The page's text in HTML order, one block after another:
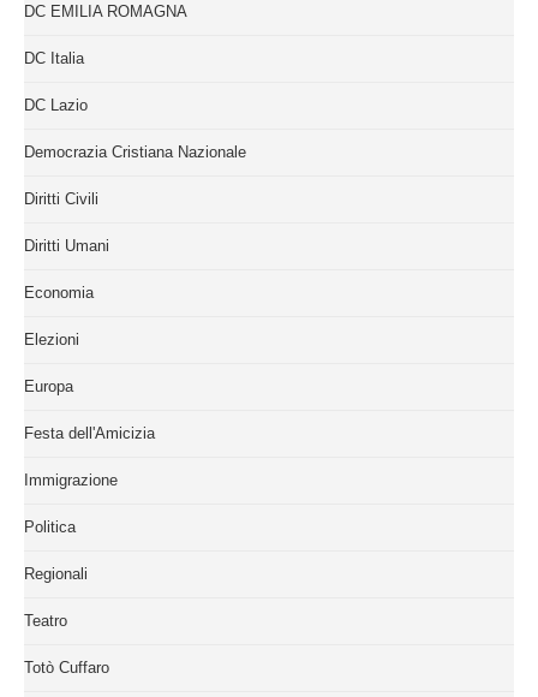
DC EMILIA ROMAGNA
DC Italia
DC Lazio
Democrazia Cristiana Nazionale
Diritti Civili
Diritti Umani
Economia
Elezioni
Europa
Festa dell'Amicizia
Immigrazione
Politica
Regionali
Teatro
Totò Cuffaro